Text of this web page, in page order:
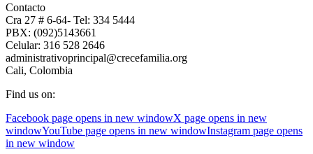
Contacto
Cra 27 # 6-64- Tel: 334 5444
PBX: (092)5143661
Celular: 316 528 2646
administrativoprincipal@crecefamilia.org
Cali, Colombia
Find us on:
Facebook page opens in new windowX page opens in new
windowYouTube page opens in new windowInstagram page opens
in new window